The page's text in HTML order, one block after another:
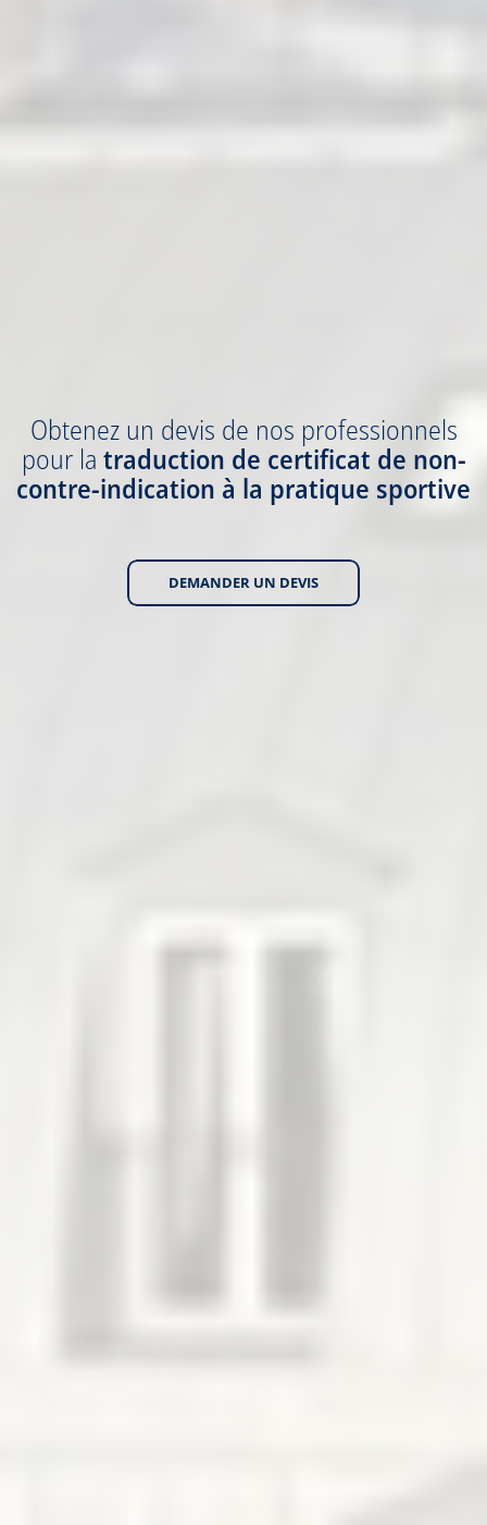
Obtenez un devis de nos professionnels
pour la traduction de certificat de non-
contre-indication à la pratique sportive
DEMANDER UN DEVIS